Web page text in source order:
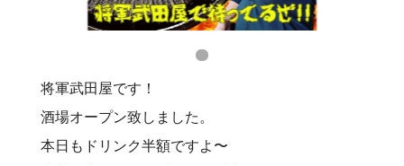
将軍武田屋です！
酒場オープン致しました。
本日もドリンク半額ですよ〜